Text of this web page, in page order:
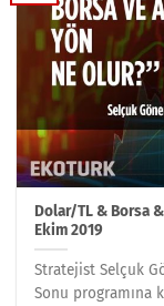
Dolar/TL & Borsa
Ekim 2019
Stratejist Selçuk
Sonu programına